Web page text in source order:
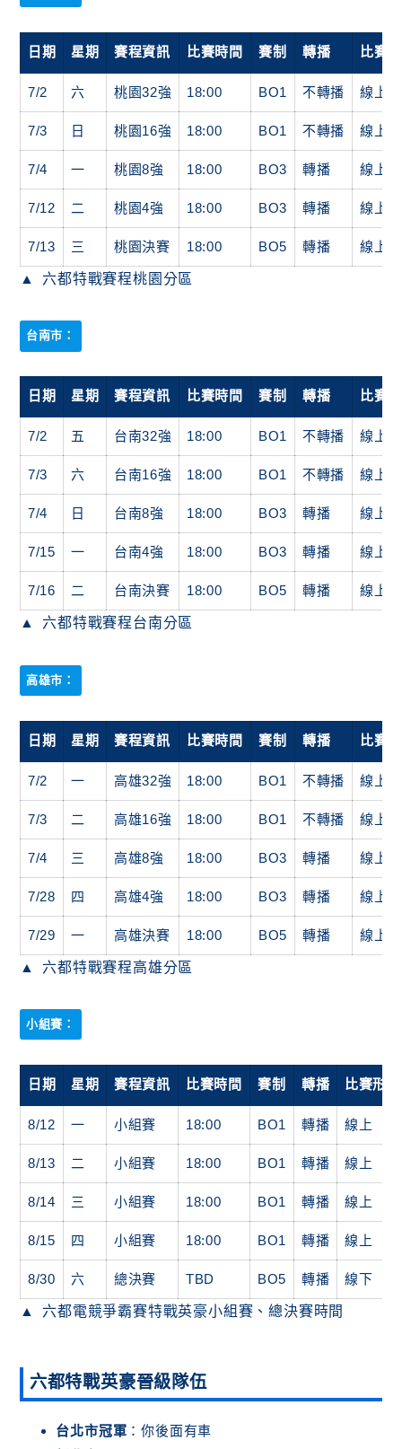
日期 星期 賽程資訊 比賽時間 賽制 轉播 比賽
7/2 六 桃園32強 18:00 BO1 不轉播 線上
7/3 日 桃園16強 18:00 BO1 不轉播 線上
7/4 一 桃園8強 18:00 BO3 轉播 線上
7/12 二 桃園4強 18:00 BO3 轉播 線上
7/13 三 桃園決賽 18:00 BO5 轉播 線上
六都特戰賽程桃園分區
台南市：
日期 星期 賽程資訊 比賽時間 賽制 轉播 比賽
7/2 五 台南32強 18:00 BO1 不轉播 線上
7/3 六 台南16強 18:00 BO1 不轉播 線上
7/4 日 台南8強 18:00 BO3 轉播 線上
7/15 一 台南4強 18:00 BO3 轉播 線上
7/16 二 台南決賽 18:00 BO5 轉播 線上
六都特戰賽程台南分區
高雄市：
日期 星期 賽程資訊 比賽時間 賽制 轉播 比賽
7/2 一 高雄32強 18:00 BO1 不轉播 線上
7/3 二 高雄16強 18:00 BO1 不轉播 線上
7/4 三 高雄8強 18:00 BO3 轉播 線上
7/28 四 高雄4強 18:00 BO3 轉播 線上
7/29 一 高雄決賽 18:00 BO5 轉播 線上
六都特戰賽程高雄分區
小組賽：
日期 星期 賽程資訊 比賽時間 賽制 轉播 比賽形式
8/12 一 小組賽 18:00 BO1 轉播 線上
8/13 二 小組賽 18:00 BO1 轉播 線上
8/14 三 小組賽 18:00 BO1 轉播 線上
8/15 四 小組賽 18:00 BO1 轉播 線上
8/30 六 總決賽 TBD BO5 轉播 線下
六都電競爭霸賽特戰英豪小組賽、總決賽時間
六都特戰英豪晉級隊伍
台北市冠軍 ：你後面有車